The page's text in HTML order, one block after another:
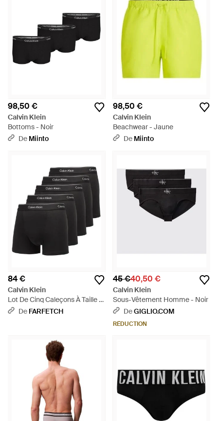
98,50 €
Calvin Klein
Bottoms - Noir
De Miinto
98,50 €
Calvin Klein
Beachwear - Jaune
De Miinto
84 €
Calvin Klein
Lot De Cinq Caleçons À Taille À
Logo - Noir
De FARFETCH
45 €40,50 €
Calvin Klein
Sous-Vêtement Homme - Noir
DeGIGLIO.COM
RÉDUCTION